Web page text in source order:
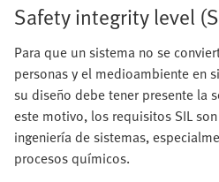
Safety integrity level
Para que un sistema no se
personas y el medioambiente en
su diseño debe tener presente la
este motivo, los requisitos SIL
ingeniería de sistemas,
procesos químicos.